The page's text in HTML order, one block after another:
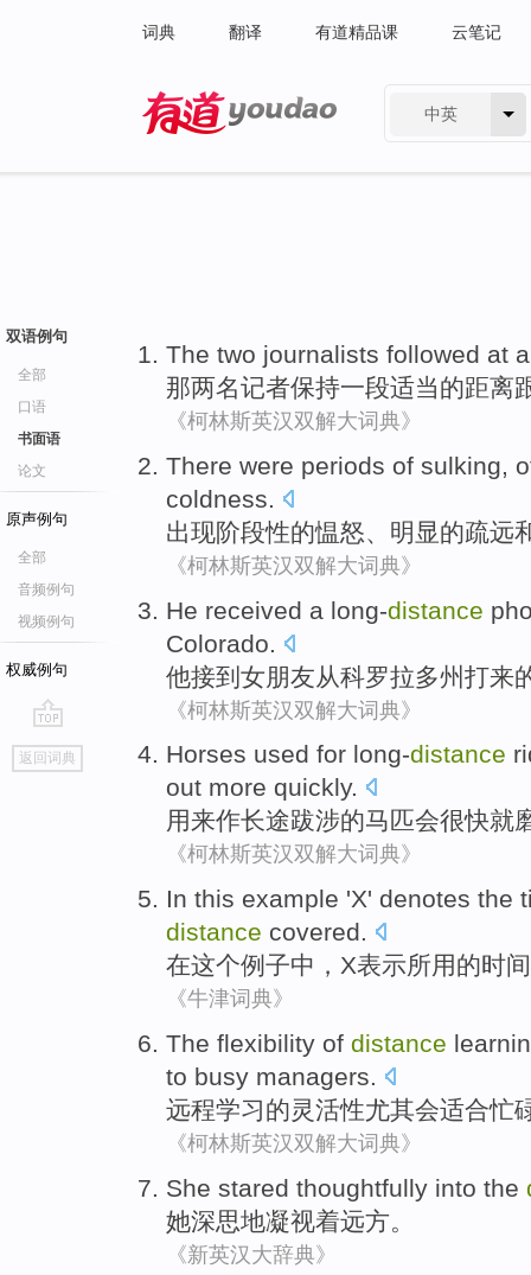
词典 翻译 有道精品课 云笔记
中英
双语例句
全部
口语
书面语
论文
原声例句
全部
音频例句
视频例句
权威例句
go
top
返回词典
The two journalists followed at a
那两名记者保持一段适当的距离
《柯林斯英汉双解大词典》
There were periods of sulking,
coldness.
出现阶段性的愠怒、 明显的疏远
《柯林斯英汉双解大词典》
He received a long-distance
Colorado
他接到 女朋友从科罗拉多州打来
《柯林斯英汉双解大词典》
Horses used for long-distance
out more quickly.
用来作长途跋涉的马匹会很快就
《柯林斯英汉双解大词典》
In this example 'X' denotes the
distance covered.
在这个例子中， X表示所用的时间
《牛津词典》
The flexibility of distance
to busy managers.
远程学习的灵活性尤其会适合忙
《柯林斯英汉双解大词典》
She stared thoughtfully into the
她深思地凝视着远方。
《新英汉大辞典》